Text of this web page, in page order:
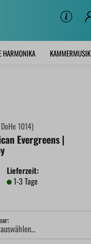
HARMONIKA KAMMERMUSIK
DoHe 1014)
Evergreens |
Lieferzeit:
1-3 Tage